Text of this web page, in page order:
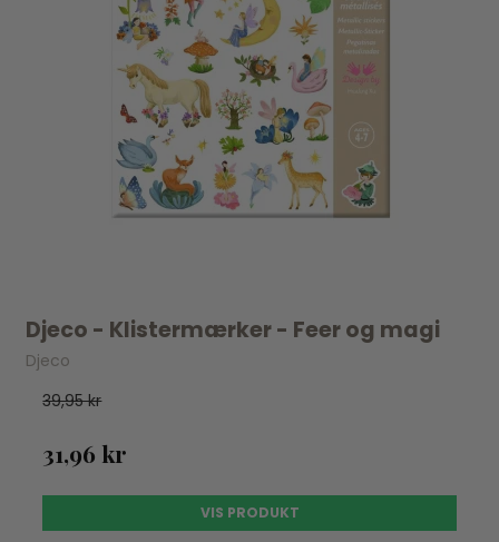
Djeco - Klistermærker - Feer og magi
Djeco
39,95 kr
31,96 kr
VIS PRODUKT